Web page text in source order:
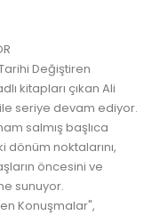
Değiştiren
kitapları çıkan Ali
seriye devam ediyor.
salmış başlıca
dönüm noktalarını,
öncesini ve
sunuyor.
Konuşmalar",